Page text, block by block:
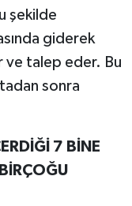
şekilde
giderek
ve talep eder. Bu
sonra
7 BİNE